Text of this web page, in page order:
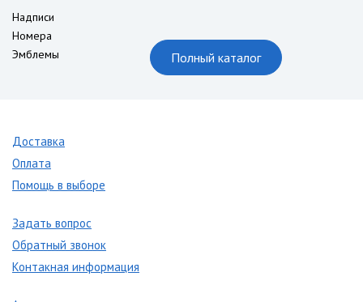
Надписи
Номера
Эмблемы
Полный каталог
Доставка
Оплата
Помощь в выборе
Задать вопрос
Обратный звонок
Контакная информация